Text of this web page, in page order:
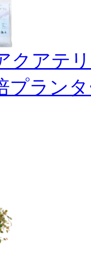
アクアテ
プラン